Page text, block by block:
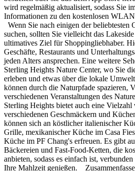
wird regelmäßig aktualisiert, sodass Sie
Informationen zu den kostenlosen
Wenn Sie nach einigen der beliebtesten
suchen, sollten Sie vielleicht das
ultimatives Ziel für Shoppingliebhaber.
Geschäfte, Restaurants und
jeden Alters ansprechen. Eine weitere
Sterling Heights Nature Center, wo Sie
erleben und etwas über die lokale
können durch die Naturpfade spazieren,
verschiedenen Veranstaltungen des
Sterling Heights bietet auch eine Vielzahl
verschiedenen Geschmäckern und
können sich an köstlicher italienischer
Grille, mexikanischer Küche im Casa
Küche im PF Chang's erfreuen. Es gibt
Bäckereien und Fast-Food-Ketten, die
anbieten, sodass es einfach ist,
Ihre Mahlzeit genießen.